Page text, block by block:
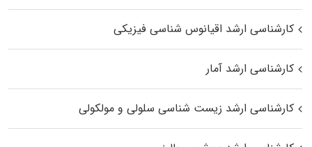
کارشناسی ارشد اقیانوس‌ شناسی فیزیکی
کارشناسی ارشد آمار
کارشناسی ارشد زیست شناسی سلولی و مولکولی